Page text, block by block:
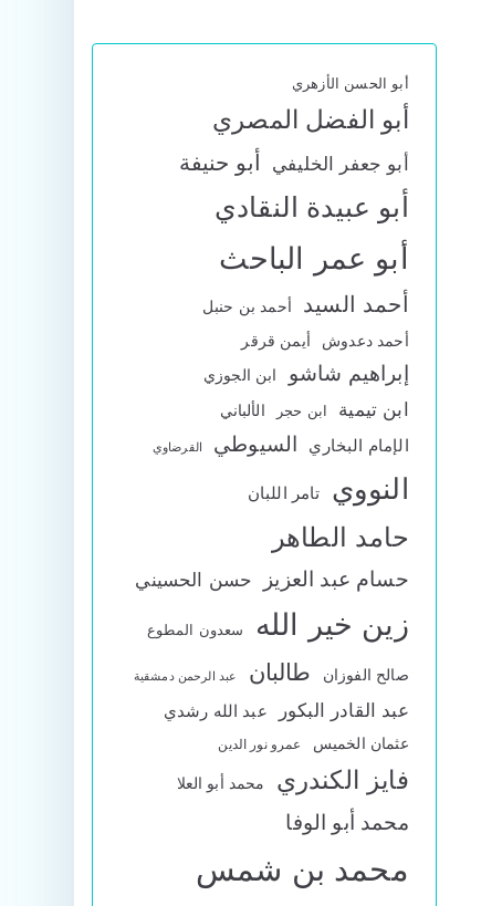
أبو الحسن الأزهري
أبو الفضل المصري
أبو جعفر الخليفي أبو حنيفة
أبو عبيدة النقادي
أبو عمر الباحث
أحمد السيد
أحمد بن حنبل
أحمد دعدوش
أيمن قرقر
إبراهيم شاشو ابن الجوزي
ابن تيمية ابن حجر الألباني
الإمام البخاري السيوطي القرضاوي
النووي تامر اللبان
حامد الطاهر
حسام عبد العزيز حسن الحسيني
زين خير الله سعدون المطوع
صالح الفوزان طالبان عبد الرحمن دمشقية
عبد القادر البكور عبد الله رشدي
عثمان الخميس عمرو نور الدين
فايز الكندري محمد أبو العلا
محمد أبو الوفا
محمد بن شمس